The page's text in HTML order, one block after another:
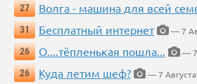
27
Волга - машина для всей
31
Бесплатный интернет
— 7
26
О....тёпленькая пошла...
— 7
26
Куда летим шеф? — 7 Августа